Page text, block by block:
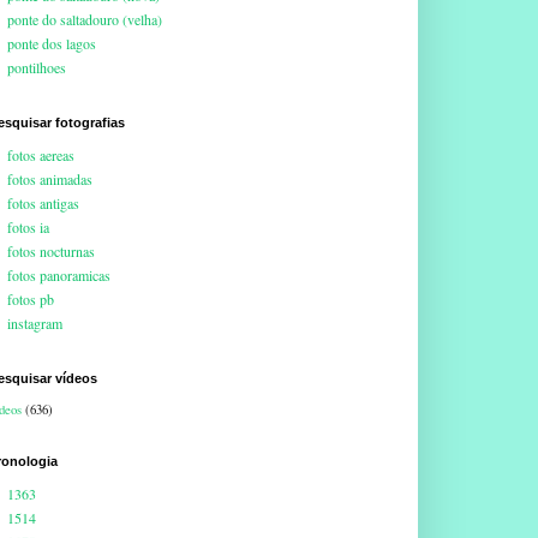
ponte do saltadouro (velha)
ponte dos lagos
pontilhoes
fotografias
fotos aereas
fotos animadas
fotos antigas
fotos ia
fotos nocturnas
fotos panoramicas
fotos pb
instagram
vídeos
(636)
1363
1514